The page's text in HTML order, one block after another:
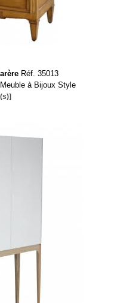
Réf. 35013
à Bijoux Style